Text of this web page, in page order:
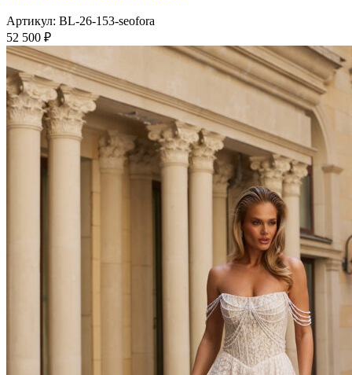
Артикул: BL-26-153-seofora
52 500 ₽